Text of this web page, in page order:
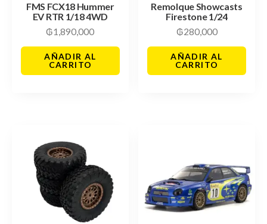
FMS FCX18 Hummer
EV RTR 1/18 4WD
₲1,890,000
AÑADIR AL
CARRITO
Remolque Showcasts
Firestone 1/24
₲280,000
AÑADIR AL
CARRITO